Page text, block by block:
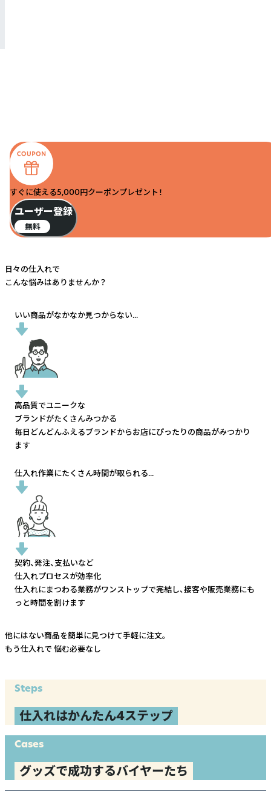
すぐに使える5,000円クーポンプレゼント！
ユーザー登録
無料
日々の仕入れで
こんな悩みはありませんか？
いい商品がなかなか見つからない...
高品質でユニークな
ブランドがたくさんみつかる
毎日どんどんふえるブランドからお店にぴったりの商品がみつかり
ます
仕入れ作業にたくさん時間が取られる...
契約、発注、支払いなど
仕入れプロセスが効率化
仕入れにまつわる業務がワンストップで完結し、接客や販売業務にも
っと時間を割けます
他にはない商品を簡単に見つけて手軽に注文。
もう仕入れで 悩む必要なし
Steps
仕入れはかんたん4ステップ
Cases
グッズで成功するバイヤーたち